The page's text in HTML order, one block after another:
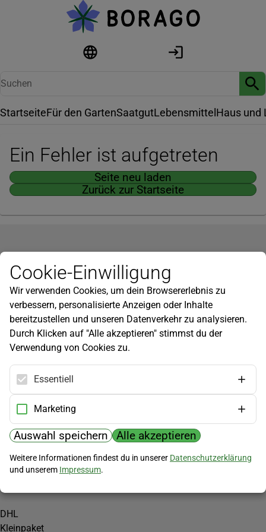
StartseiteFür den GartenSaatgutLebensmittel Haus und
Ein Fehler ist aufgetreten
Seite neu laden
Zurück zur Startseite
Newsletter
Infos zu neuen Produkten, Gartentipps und mehr findest du in
unserem Newsletter!
Jetzt anmelden
Hilfe
Kundenservice
Widerrufsbelehrung
Versandkosten
Zahlungsmöglichkeiten
PayPal
Vorkasse
Versand
DHL
Kleinpaket
Cookie-Einwilligung
Wir verwenden Cookies, um dein Browsererlebnis zu
verbessern, personalisierte Anzeigen oder Inhalte
bereitzustellen und unseren Datenverkehr zu analysieren.
Durch Klicken auf "Alle akzeptieren" stimmst du der
Verwendung von Cookies zu.
Essentiell
Marketing
Auswahl speichern Alle akzeptieren
Weitere Informationen findest du in unserer Datenschutzerklärung
und unserem Impressum.